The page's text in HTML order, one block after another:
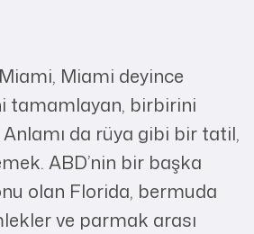
Miami deyince
tamamlayan, birbirini
da rüya gibi bir tatil,
ABD’nin bir başka
olan Florida, bermuda
ve parmak arası